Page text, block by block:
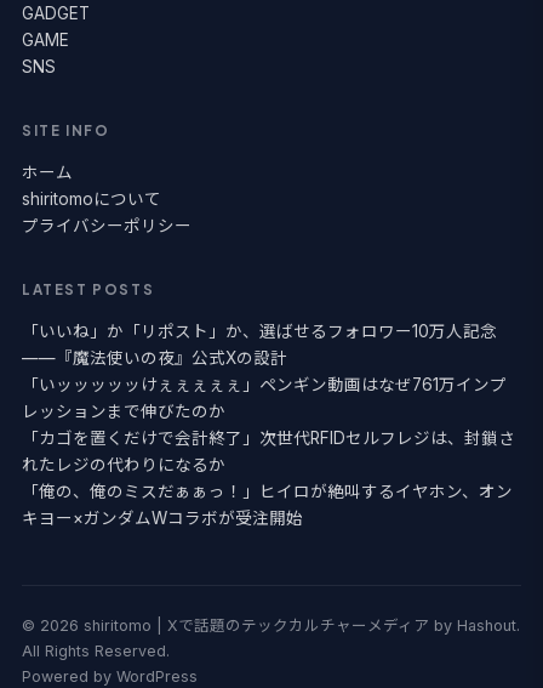
GADGET
GAME
SNS
SITE INFO
ホーム
shiritomoについて
プライバシーポリシー
LATEST POSTS
「いいね」か「リポスト」か、選ばせるフォロワー10万人記念
——『魔法使いの夜』公式Xの設計
「いッッッッッけぇぇぇぇぇ」ペンギン動画はなぜ761万インプ
レッションまで伸びたのか
「カゴを置くだけで会計終了」次世代RFIDセルフレジは、封鎖さ
れたレジの代わりになるか
「俺の、俺のミスだぁぁっ！」ヒイロが絶叫するイヤホン、オン
キヨー×ガンダムWコラボが受注開始
© 2026 shiritomo | Xで話題のテックカルチャーメディア by Hashout.
All Rights Reserved.
Powered by WordPress